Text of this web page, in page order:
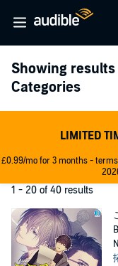
Showing
Categories
LIMITED
£0.99/mo for 3 months -
1 - 20 of 40 results